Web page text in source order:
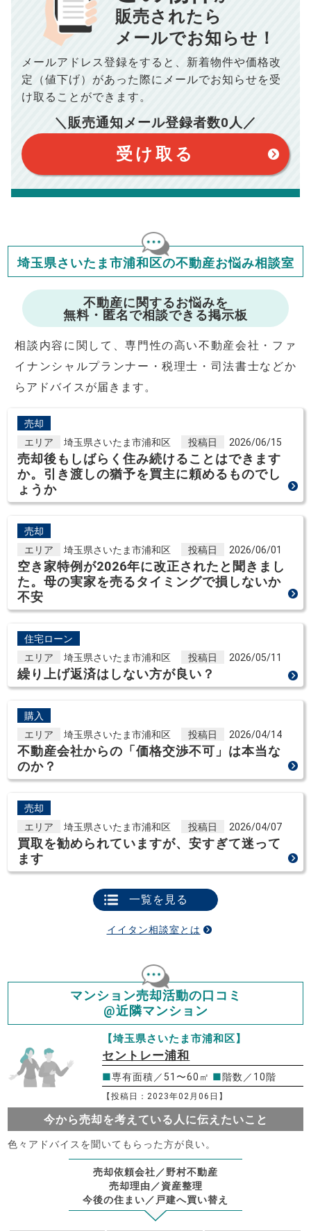
年間の支払額 10,005 円
総支払額 100,050 円
このシミュレーターは元利均等返済方式で試算しています。
このシミュレーターは、四捨五入にて計算しております。
このシミュレーターはお借り入れの全期間で金利が変わらない設
このシミュレーターでの結果は、お借り入れを保証するものでは
ありません。
このシミュレーターをご利用された方の、いかなる損害について
ますが、お借り入れの際に各金融機関にご相談ください。
会員マイページでは
修繕費・管理費の計算もできます
■抵当権抹消費用／0万円
※購入価格よりも売却価格が高い場合、譲渡所得税が発生する
場合がございます。詳しくは最寄りの税務署などにご確認く
※シミュレーター結果はあくまでも概算であり、手残り金額を
保証するものではございません。
※上記売却費用には、住所変更登記の費用、引っ越し費用、住
宅ローンの一括繰上返済の手数料等は含まれておりませんの
で予めご了承ください。
※仲介手数料は宅地建物取引業法で定められた上限で計算して
おります。（物件価格×3%＋6万円＋消費税）
販売されたら
メールでお知らせ！
メールアドレス登録をすると、 新着物件や価格改
定（値下げ）があった際に メールでお知らせを受
け取ることができます。
＼販売通知メール登録者数0人／
受け取る
埼玉県さいたま市浦和区の不動産お悩み相談室
不動産に関するお悩みを
無料・匿名で相談できる掲示板
相談内容に関して、専門性の高い不動産会社・ファ
イナンシャルプランナー・税理士・司法書士などか
らアドバイスが届きます。
売却
エリア
埼玉県さいたま市浦和区 投稿日 2026/06/15
売却後もしばらく住み続けることはできます
か。引き渡しの猶予を買主に頼めるものでし
ょうか
売却
エリア
埼玉県さいたま市浦和区 投稿日 2026/06/01
空き家特例が2026年に改正されたと聞きまし
た。母の実家を売るタイミングで損しないか
不安
住宅ローン
エリア
埼玉県さいたま市浦和区 投稿日 2026/05/11
繰り上げ返済はしない方が良い？
購入
エリア
埼玉県さいたま市浦和区 投稿日 2026/04/14
不動産会社からの「価格交渉不可」は本当な
のか？
売却
エリア
埼玉県さいたま市浦和区 投稿日 2026/04/07
買取を勧められていますが、安すぎて迷って
ます
一覧を見る
イイタン相談室とは
マンション売却活動の口コミ
@近隣マンション
【埼玉県さいたま市浦和区】
セントレー浦和
■専有面積／51〜60㎡ ■階数／10階
【投稿日：2023年02月06日】
今から売却を考えている人に伝えたいこと
色々アドバイスを聞いてもらった方が良い。
売却依頼会社／野村不動産
売却理由／資産整理
今後の住まい／戸建へ買い替え